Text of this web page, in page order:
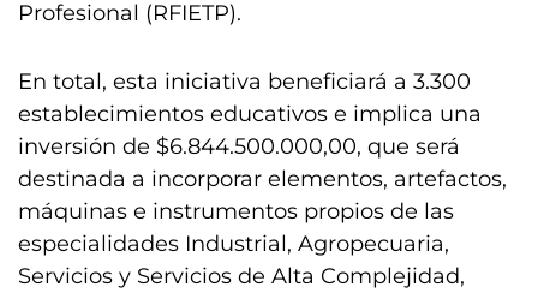
Profesional (RFIETP).
En total, esta iniciativa beneficiará a 3.300
establecimientos educativos e implica una
inversión de $6.844.500.000,00, que será
destinada a incorporar elementos, artefactos,
máquinas e instrumentos propios de las
especialidades Industrial, Agropecuaria,
Servicios y Servicios de Alta Complejidad,